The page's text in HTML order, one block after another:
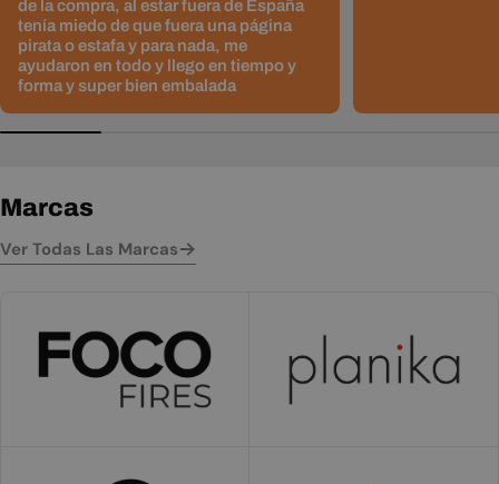
de la compra, al estar fuera de España
tenía miedo de que fuera una página
pirata o estafa y para nada, me
ayudaron en todo y llego en tiempo y
forma y super bien embalada
Marcas
Ver Todas Las Marcas